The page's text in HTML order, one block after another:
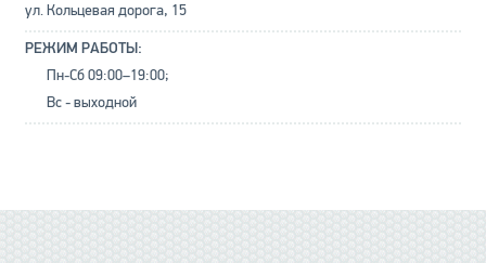
ул. Кольцевая дорога, 15
РЕЖИМ РАБОТЫ:
Пн-Сб 09:00–19:00;
Вс - выходной